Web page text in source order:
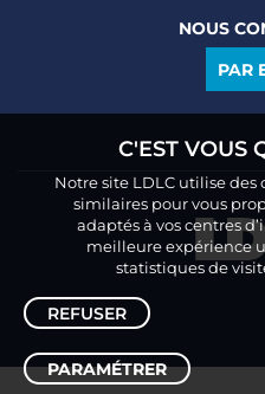
NOUS
PAR
C'EST VOUS
Notre site LDLC utilise des
similaires pour vous
adaptés à vos centres
meilleure expérience
statistiques de
REFUSER
PARAMÉTRER